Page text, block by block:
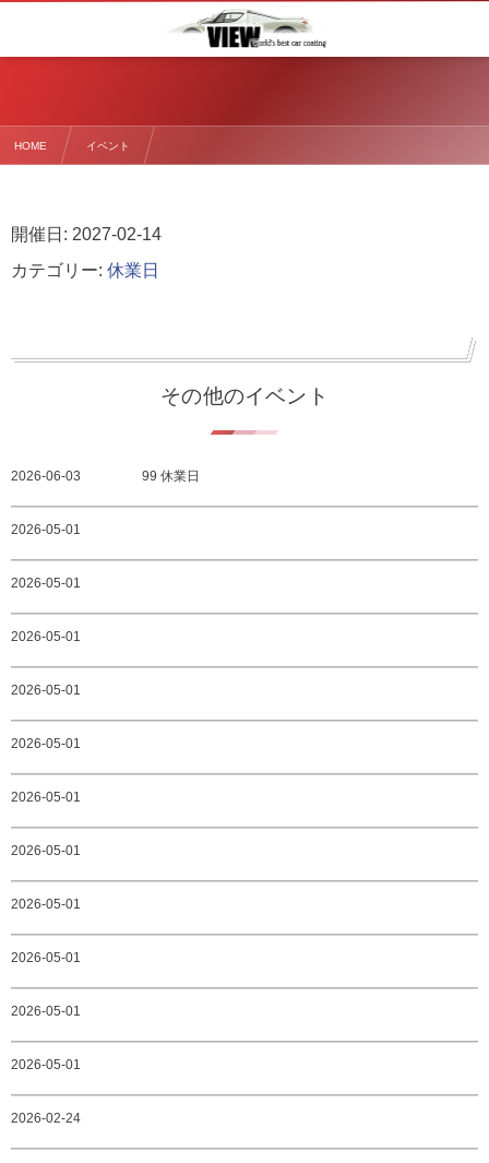
HOME イベント
開催日: 2027-02-14
カテゴリー: 休業日
その他のイベント
2026-06-03 99 休業日
2026-05-01
2026-05-01
2026-05-01
2026-05-01
2026-05-01
2026-05-01
2026-05-01
2026-05-01
2026-05-01
2026-05-01
2026-05-01
2026-02-24